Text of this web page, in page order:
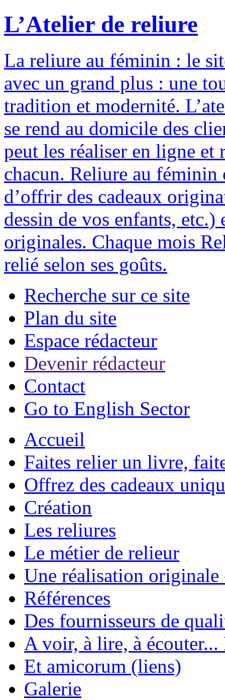
L’Atelier de reliure
La reliure au féminin : le
avec un grand plus : une
tradition et modernité.
se rend au domicile des
peut les réaliser en ligne et
chacun. Reliure au féminin
d’offrir des cadeaux
dessin de vos enfants,
originales. Chaque mois
relié selon ses goûts.
Recherche sur ce site
Plan du site
Espace rédacteur
Devenir rédacteur
Contact
Go to English Sector
Accueil
Faites relier un livre,
Offrez des cadeaux
Création
Les reliures
Le métier de relieur
Une réalisation
Références
Des fournisseurs de
A voir, à lire, à écouter...
Et amicorum (liens)
Galerie